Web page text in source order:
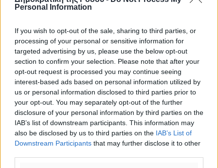
Personal Information
If you wish to opt-out of the sale, sharing to third parties, or
processing of your personal or sensitive information for
targeted advertising by us, please use the below opt-out
section to confirm your selection. Please note that after your
opt-out request is processed you may continue seeing
interest-based ads based on personal information utilized by
us or personal information disclosed to third parties prior to
your opt-out. You may separately opt-out of the further
disclosure of your personal information by third parties on the
IAB’s list of downstream participants. This information may
also be disclosed by us to third parties on the IAB’s List of
Downstream Participants that may further disclose it to other
Προσθέστε ένα σχόλιο
Το E-mail δεν θα δημοσιευτεί.
Πρέπει να συμπληρωθούν όλα τα πεδία για την
υποβολή του σχολίου.
Όνοματεπώνυμο Email
Φύλαξε τα στοιχεία μου για την επόμενη φορά.